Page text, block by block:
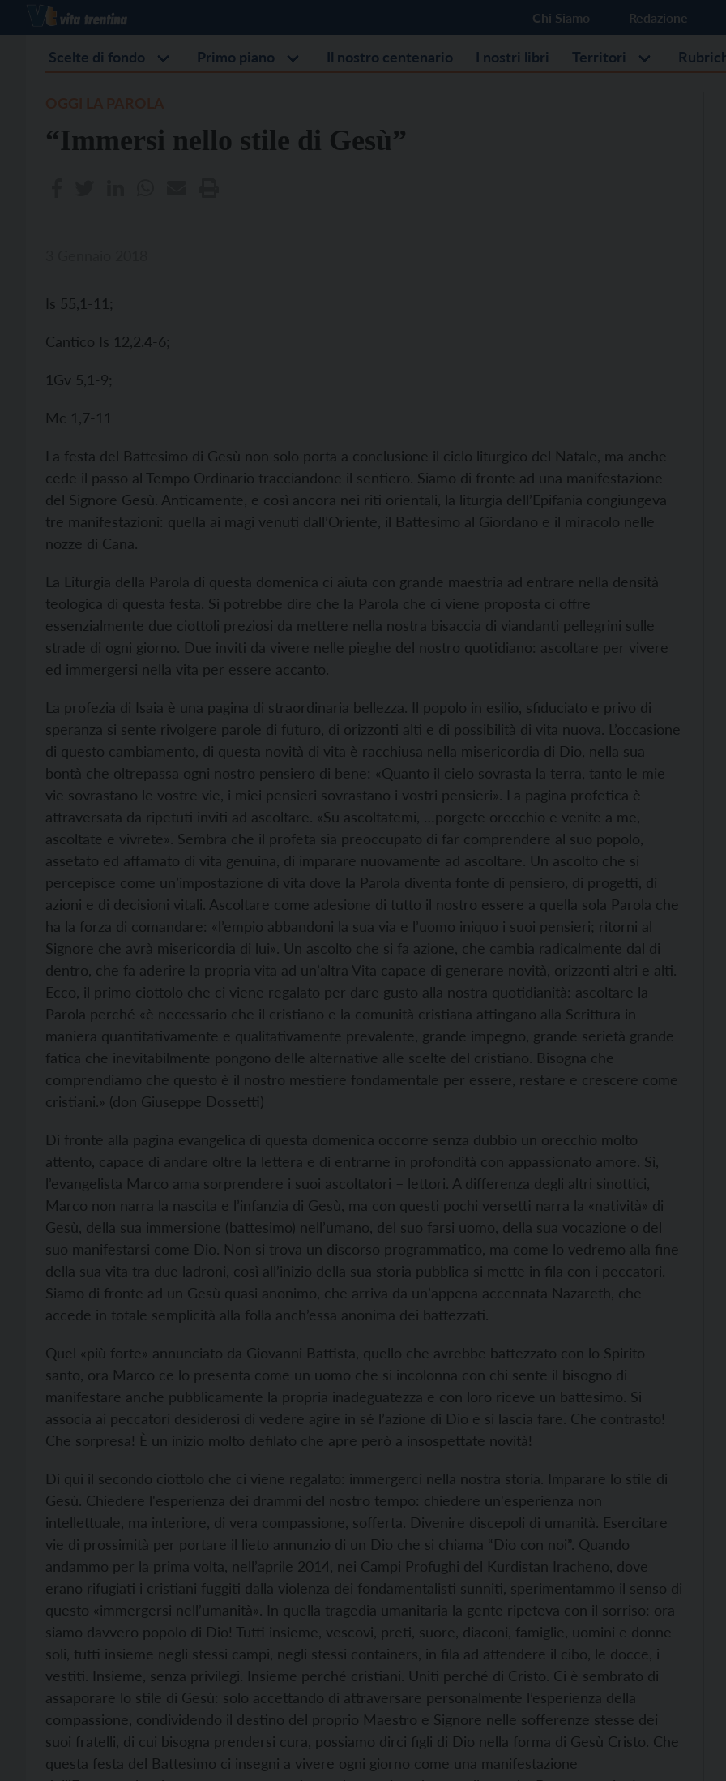
Chi Siamo Redazione
Scelte di fondo Primo piano Il nostro centenario I nostri libri Territori
“Immersi nello stile di Gesù”
Is 55,1-11;
Cantico Is 12,2.4-6;
1Gv 5,1-9;
Mc 1,7-11
La festa del Battesimo di Gesù non solo porta a conclusione il ciclo liturgico del Natale, ma anche
cede il passo al Tempo Ordinario tracciandone il sentiero. Siamo di fronte ad una manifestazione
del Signore Gesù. Anticamente, e così ancora nei riti orientali, la liturgia dell’Epifania congiungeva
tre manifestazioni: quella ai magi venuti dall’Oriente, il Battesimo al Giordano e il miracolo nelle
nozze di Cana.
La Liturgia della Parola di questa domenica ci aiuta con grande maestria ad entrare nella densità
teologica di questa festa. Si potrebbe dire che la Parola che ci viene proposta ci offre
essenzialmente due ciottoli preziosi da mettere nella nostra bisaccia di viandanti pellegrini sulle
strade di ogni giorno. Due inviti da vivere nelle pieghe del nostro quotidiano: ascoltare per vivere
ed immergersi nella vita per essere accanto.
La profezia di Isaia è una pagina di straordinaria bellezza. Il popolo in esilio, sfiduciato e privo di
speranza si sente rivolgere parole di futuro, di orizzonti alti e di possibilità di vita nuova. L’occasione
di questo cambiamento, di questa novità di vita è racchiusa nella misericordia di Dio, nella sua
bontà che oltrepassa ogni nostro pensiero di bene: «Quanto il cielo sovrasta la terra, tanto le mie
vie sovrastano le vostre vie, i miei pensieri sovrastano i vostri pensieri». La pagina profetica è
attraversata da ripetuti inviti ad ascoltare. «Su ascoltatemi, …porgete orecchio e venite a me,
ascoltate e vivrete». Sembra che il profeta sia preoccupato di far comprendere al suo popolo,
assetato ed affamato di vita genuina, di imparare nuovamente ad ascoltare. Un ascolto che si
percepisce come un’impostazione di vita dove la Parola diventa fonte di pensiero, di progetti, di
azioni e di decisioni vitali. Ascoltare come adesione di tutto il nostro essere a quella sola Parola che
ha la forza di comandare: «l’empio abbandoni la sua via e l’uomo iniquo i suoi pensieri; ritorni al
Signore che avrà misericordia di lui». Un ascolto che si fa azione, che cambia radicalmente dal di
dentro, che fa aderire la propria vita ad un’altra Vita capace di generare novità, orizzonti altri e alti.
Ecco, il primo ciottolo che ci viene regalato per dare gusto alla nostra quotidianità: ascoltare la
Parola perché «è necessario che il cristiano e la comunità cristiana attingano alla Scrittura in
maniera quantitativamente e qualitativamente prevalente, grande impegno, grande serietà grande
fatica che inevitabilmente pongono delle alternative alle scelte del cristiano. Bisogna che
comprendiamo che questo è il nostro mestiere fondamentale per essere, restare e crescere come
cristiani.» (don Giuseppe Dossetti)
Di fronte alla pagina evangelica di questa domenica occorre senza dubbio un orecchio molto
attento, capace di andare oltre la lettera e di entrarne in profondità con appassionato amore. Sì,
l’evangelista Marco ama sorprendere i suoi ascoltatori – lettori. A differenza degli altri sinottici,
Marco non narra la nascita e l’infanzia di Gesù, ma con questi pochi versetti narra la «natività» di
Gesù, della sua immersione (battesimo) nell’umano, del suo farsi uomo, della sua vocazione o del
suo manifestarsi come Dio. Non si trova un discorso programmatico, ma come lo vedremo alla fine
della sua vita tra due ladroni, così all’inizio della sua storia pubblica si mette in fila con i peccatori.
Siamo di fronte ad un Gesù quasi anonimo, che arriva da un’appena accennata Nazareth, che
accede in totale semplicità alla folla anch’essa anonima dei battezzati.
Quel «più forte» annunciato da Giovanni Battista, quello che avrebbe battezzato con lo Spirito
santo, ora Marco ce lo presenta come un uomo che si incolonna con chi sente il bisogno di
manifestare anche pubblicamente la propria inadeguatezza e con loro riceve un battesimo. Si
associa ai peccatori desiderosi di vedere agire in sé l’azione di Dio e si lascia fare. Che contrasto!
Che sorpresa! È un inizio molto defilato che apre però a insospettate novità!
Di qui il secondo ciottolo che ci viene regalato: immergerci nella nostra storia. Imparare lo stile di
Gesù. Chiedere l'esperienza dei drammi del nostro tempo: chiedere un'esperienza non
intellettuale, ma interiore, di vera compassione, sofferta. Divenire discepoli di umanità. Esercitare
vie di prossimità per portare il lieto annunzio di un Dio che si chiama “Dio con noi”. Quando
andammo per la prima volta, nell’aprile 2014, nei Campi Profughi del Kurdistan Iracheno, dove
erano rifugiati i cristiani fuggiti dalla violenza dei fondamentalisti sunniti, sperimentammo il senso di
questo «immergersi nell’umanità». In quella tragedia umanitaria la gente ripeteva con il sorriso: ora
siamo davvero popolo di Dio! Tutti insieme, vescovi, preti, suore, diaconi, famiglie, uomini e donne
soli, tutti insieme negli stessi campi, negli stessi containers, in fila ad attendere il cibo, le docce, i
vestiti. Insieme, senza privilegi. Insieme perché cristiani. Uniti perché di Cristo. Ci è sembrato di
assaporare lo stile di Gesù: solo accettando di attraversare personalmente l’esperienza della
compassione, condividendo il destino del proprio Maestro e Signore nelle sofferenze stesse dei
suoi fratelli, di cui bisogna prendersi cura, possiamo dirci figli di Dio nella forma di Gesù Cristo. Che
questa festa del Battesimo ci insegni a vivere ogni giorno come una manifestazione